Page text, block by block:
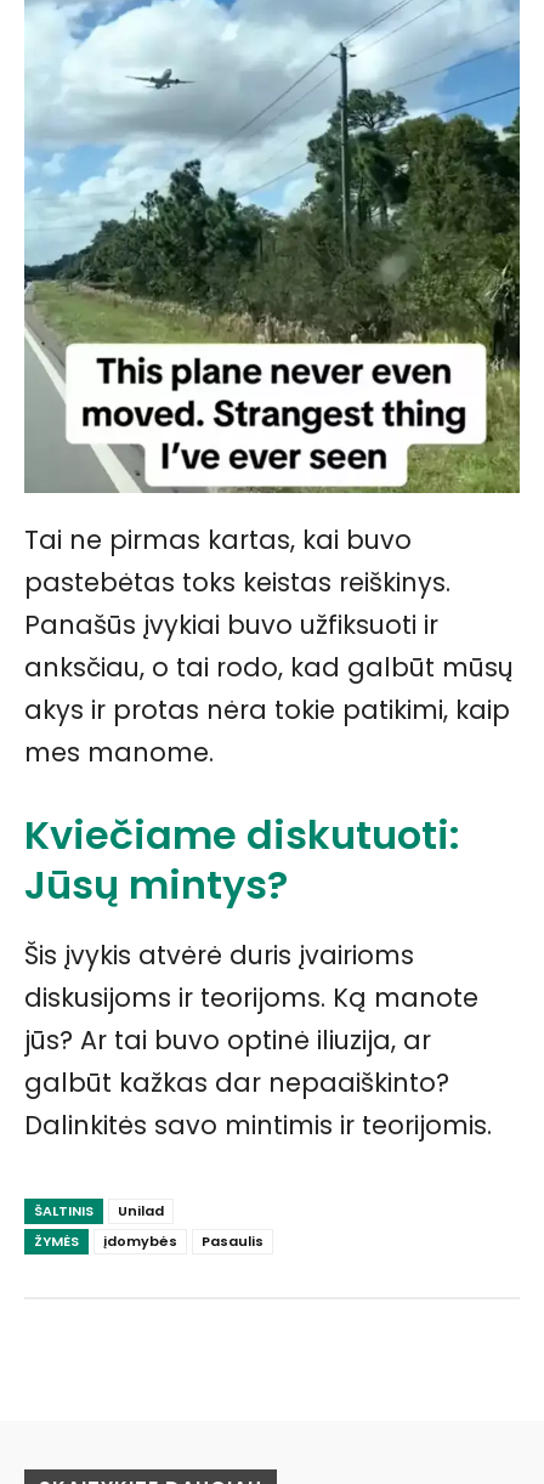
Tai ne pirmas kartas, kai buvo
pastebėtas toks keistas reiškinys.
Panašūs įvykiai buvo užfiksuoti ir
anksčiau, o tai rodo, kad galbūt mūsų
akys ir protas nėra tokie patikimi, kaip
mes manome.
Kviečiame diskutuoti:
Jūsų mintys?
Šis įvykis atvėrė duris įvairioms
diskusijoms ir teorijoms. Ką manote
jūs? Ar tai buvo optinė iliuzija, ar
galbūt kažkas dar nepaaiškinto?
Dalinkitės savo mintimis ir teorijomis.
ŠALTINIS
Unilad
ŽYMĖS
įdomybės Pasaulis